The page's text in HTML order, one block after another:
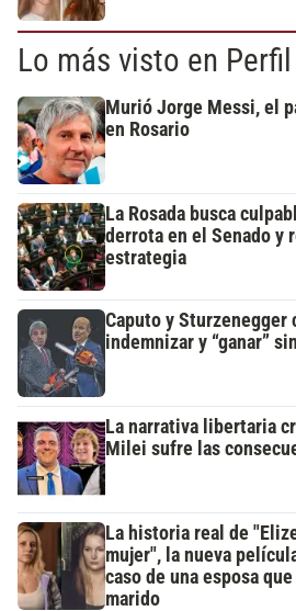
Lo más visto en Perfil
Murió Jorge Messi, el
en Rosario
La Rosada busca
derrota en el Senado y
estrategia
Caputo y Sturzenegger
indemnizar y “ganar”
La narrativa libertaria
Milei sufre las
La historia real de
mujer", la nueva
caso de una esposa
marido